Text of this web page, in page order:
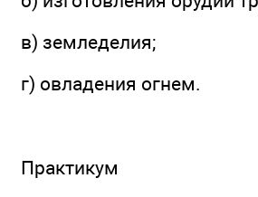
в) земледелия;
г) овладения огнем.
Практикум